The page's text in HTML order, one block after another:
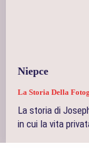
Niepce
La Storia Della
La storia di
in cui la vita